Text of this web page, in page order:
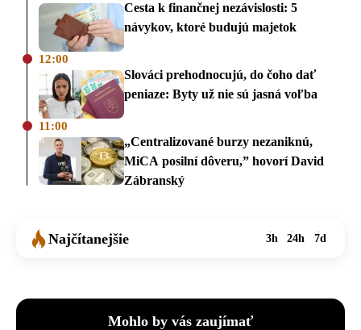
Cesta k finančnej nezávislosti: 5
návykov, ktoré budujú majetok
12:00
Slováci prehodnocujú, do čoho dať
peniaze: Byty už nie sú jasná voľba
11:00
„Centralizované burzy nezaniknú,
MiCA posilní dôveru,” hovorí David
Zábranský
Najčítanejšie 3h 24h 7d
Mohlo by vás zaujímať